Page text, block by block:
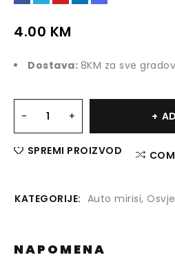
4.00 KM
Dostava: 8KM za sve
SPREMI PROIZVOD
KATEGORIJE: Auto mirisi,
NAPOMENA